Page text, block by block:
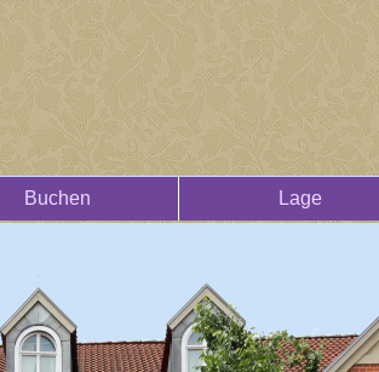
Buchen Lage